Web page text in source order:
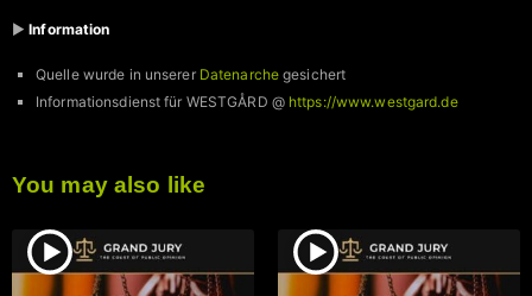
►Information
Quelle wurde in unserer Datenarchegesichert
Informationsdienst für WESTGÅRD @ https://www.westgard.de
You may also like